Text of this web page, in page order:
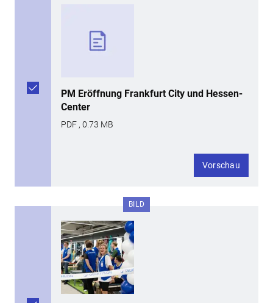
PM Eröffnung Frankfurt City und Hessen-
Center
PDF , 0.73 MB
Vorschau
BILD